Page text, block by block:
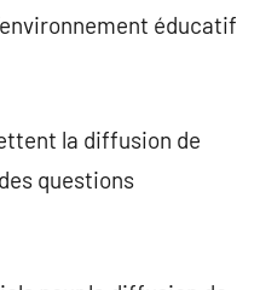
éducatif
la diffusion de
questions